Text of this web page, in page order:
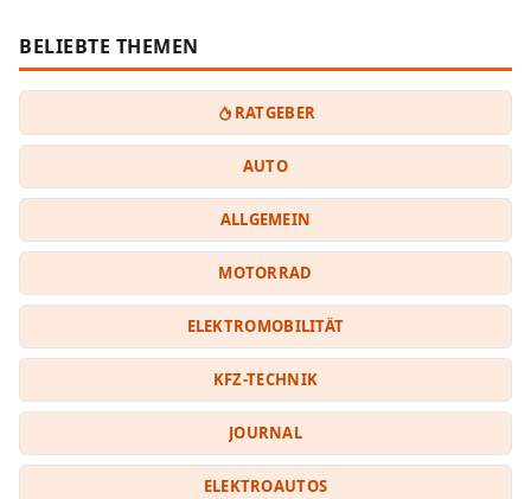
BELIEBTE THEMEN
RATGEBER
AUTO
ALLGEMEIN
MOTORRAD
ELEKTROMOBILITÄT
KFZ-TECHNIK
JOURNAL
ELEKTROAUTOS